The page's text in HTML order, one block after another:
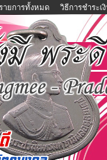
ายการทั้งหมด วิธีการชำระเ